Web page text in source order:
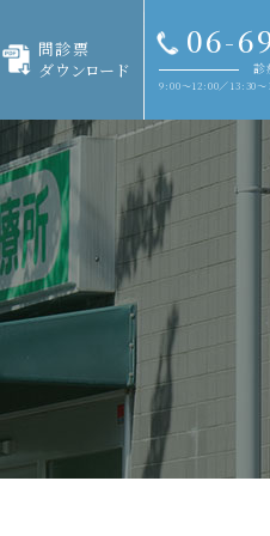
問診票
ダウンロード
06-
診
9:00～12:00／13:30